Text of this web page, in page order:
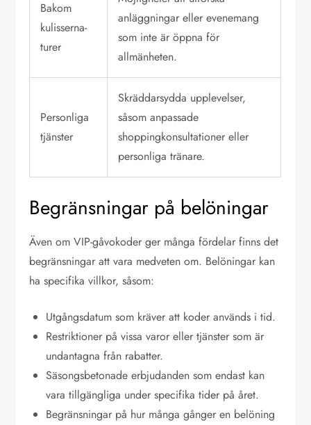
Bakom
kulisserna-
turer
anläggningar eller evenemang
som inte är öppna för
allmänheten.
Personliga
tjänster
Skräddarsydda upplevelser,
såsom anpassade
shoppingkonsultationer eller
personliga tränare.
Begränsningar på belöningar
Även om VIP-gåvokoder ger många fördelar finns det
begränsningar att vara medveten om. Belöningar kan
ha specifika villkor, såsom:
Utgångsdatum som kräver att koder används i tid.
Restriktioner på vissa varor eller tjänster som är
undantagna från rabatter.
Säsongsbetonade erbjudanden som endast kan
vara tillgängliga under specifika tider på året.
Begränsningar på hur många gånger en belöning